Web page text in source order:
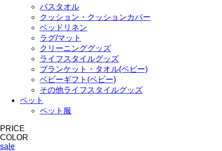
バスタオル
クッション・クッションカバー
ベッドリネン
ラグ/マット
クリーニンググッズ
ライフスタイルグッズ
ブランケット・タオル(ベビー)
ベビーギフト(ベビー)
その他ライフスタイルグッズ
ペット
ペット服
PRICE
COLOR
sale